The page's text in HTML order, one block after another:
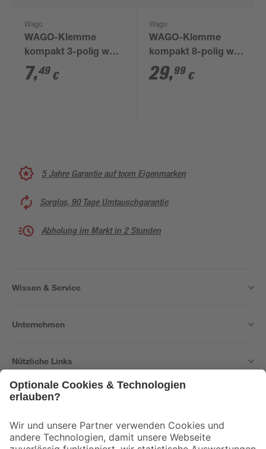
Wago
WAGO-Klemme
kompakt 3-polig weiß
25 Stück
7,49 €
Wago
WAGO-Klemme
kompakt 8-polig weiß
50 Stück
29,99 €
5 Jahre Garantie auf toom Eigenmarken
Sorglos, 90 Tage Umtauschgarantie
Abholung im Markt in 2 Stunden
Wissen & Service
Unternehmen
Nützliche Links
Der toom Newsletter: Keine Angebote und Aktionen mehr verpassen!